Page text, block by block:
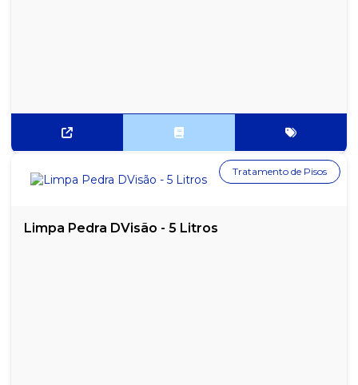
Limpa Pedra DVisão - 5 Litros
Tratamento de Pisos